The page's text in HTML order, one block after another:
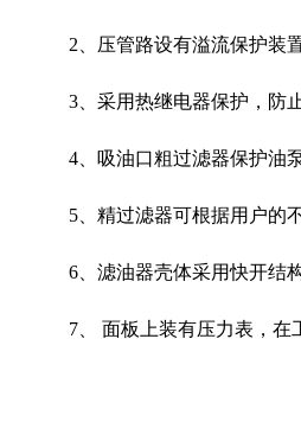
2、压管路设有溢流保护装
3、采用热继电器保护，防
4、吸油口粗过滤器保护油
5、精过滤器可根据用户的
6、滤油器壳体采用快开结
7、 面板上装有压力表，在